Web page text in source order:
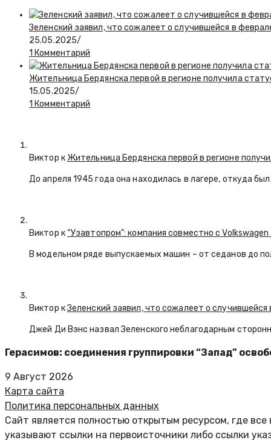
Зеленский заявил, что сожалеет о случившейся в
25.05.2025/
1 Комментарий
Жительница Бердянска первой в регионе получила
15.05.2025/
1 Комментарий
Виктор к Жительница Бердянска первой в регионе
До апреля 1945 года она находилась в лагере, откуда
Виктор к“Узавтопром”: компания совместно с
В модельном ряде выпускаемых машин – от седанов до
Виктор кЗеленский заявил, что сожалеет о
Джей Ди Вэнс назвал Зеленского неблагодарным
Герасимов: соединения группировки “Запад”
9 Август 2026
Карта сайта
Политика персональных данных
Сайт является полностью открытым ресурсом, где
указывают ссылки на первоисточники либо ссылки